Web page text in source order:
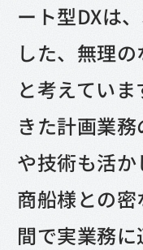
ート型DXは
した、無理
と考えてい
きた計画業
や技術も活
商船様との
間で実業務